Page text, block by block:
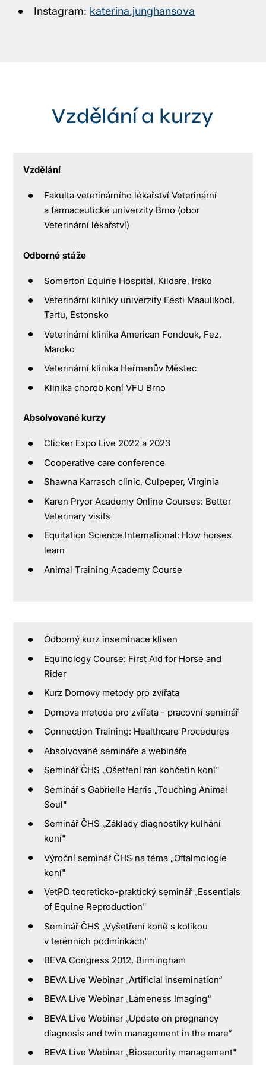
Instagram: katerina.junghansova
Vzdělání a kurzy
Vzdělání
Fakulta veterinárního lékařství Veterinární
a farmaceutické univerzity Brno (obor
Veterinární lékařství)
Odborné stáže
Somerton Equine Hospital, Kildare, Irsko
Veterinární kliniky univerzity Eesti Maaulikool,
Tartu, Estonsko
Veterinární klinika American Fondouk, Fez,
Maroko
Veterinární klinika Heřmanův Městec
Klinika chorob koní VFU Brno
Absolvované kurzy
Clicker Expo Live 2022 a 2023
Cooperative care conference
Shawna Karrasch clinic, Culpeper, Virginia
Karen Pryor Academy Online Courses: Better
Veterinary visits
Equitation Science International: How horses
learn
Animal Training Academy Course
Odborný kurz inseminace klisen
Equinology Course: First Aid for Horse and
Rider
Kurz Dornovy metody pro zvířata
Dornova metoda pro zvířata - pracovní seminář
Connection Training: Healthcare Procedures
Absolvované semináře a webináře
Seminář ČHS „Ošetření ran končetin koní"
Seminář s Gabrielle Harris „Touching Animal
Soul"
Seminář ČHS „Základy diagnostiky kulhání
koní"
Výroční seminář ČHS na téma „Oftalmologie
koní"
VetPD teoreticko-praktický seminář „Essentials
of Equine Reproduction"
Seminář ČHS „Vyšetření koně s kolikou
v terénních podmínkách"
BEVA Congress 2012, Birmingham
BEVA Live Webinar „Artificial insemination“
BEVA Live Webinar „Lameness Imaging“
BEVA Live Webinar „Update on pregnancy
diagnosis and twin management in the mare“
BEVA Live Webinar „Biosecurity management"